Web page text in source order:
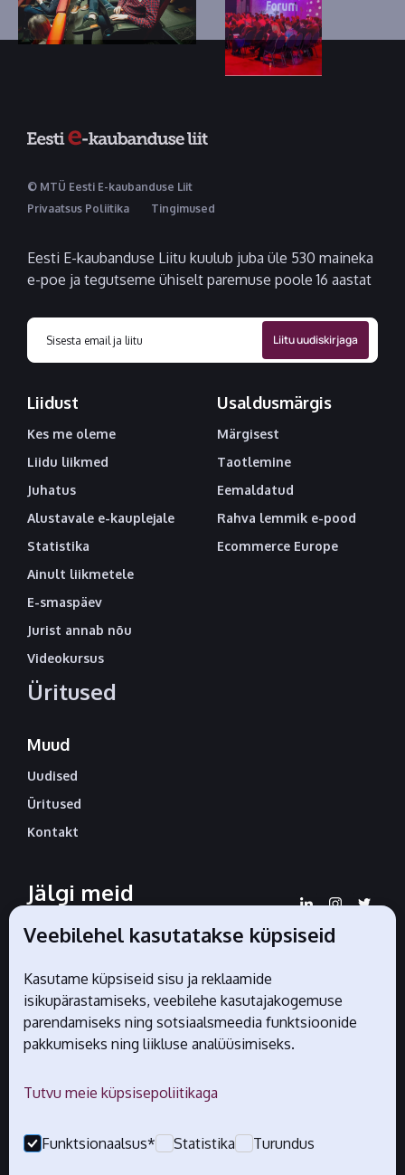
© MTÜ Eesti E-kaubanduse Liit
Privaatsus Poliitika
Tingimused
Eesti E-kaubanduse Liitu kuulub juba üle 530 maineka
e-poe ja tegutseme ühiselt paremuse poole 16 aastat
Liidust
Kes me oleme
Liidu liikmed
Juhatus
Alustavale e-kauplejale
Statistika
Ainult liikmetele
E-smaspäev
Jurist annab nõu
Videokursus
Üritused
Usaldusmärgis
Märgisest
Taotlemine
Eemaldatud
Rahva lemmik e-pood
Ecommerce Europe
Muud
Uudised
Üritused
Kontakt
Jälgi meid
sotsiaalmeedias
Liidu ametlikud partnerid
Veebilehel kasutatakse küpsiseid
Kasutame küpsiseid sisu ja reklaamide
isikupärastamiseks, veebilehe kasutajakogemuse
parendamiseks ning sotsiaalsmeedia funktsioonide
pakkumiseks ning liikluse analüüsimiseks.
Tutvu meie küpsisepoliitikaga
Funktsionaalsus* Statistika Turundus